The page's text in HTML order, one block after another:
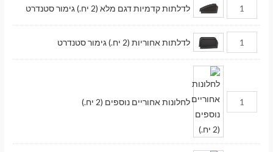
לדלתות קדמיות דגם מלא (2 יח.) גימור סטנדרט
לדלתות אחוריות (2 יח.) גימור סטנדרט
לחלונות אחוריים נוספים (2 יח.)